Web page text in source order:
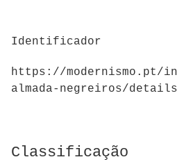
Identificador
https://modernismo.pt/
almada-negreiros/
Classificação